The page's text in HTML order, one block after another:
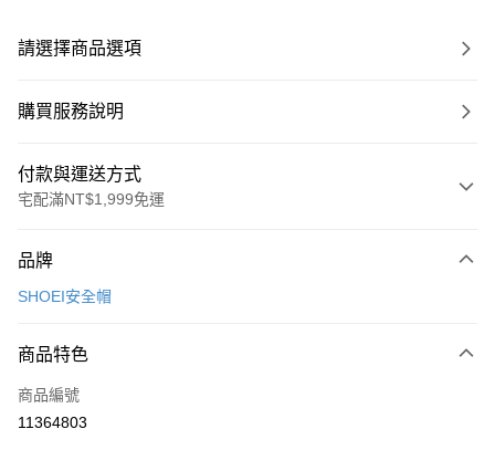
請選擇商品選項
購買服務說明
付款與運送方式
宅配滿NT$1,999免運
信用卡一次付款
3 期 0 利率 每期
合作金庫商業銀行
上海商業儲蓄銀行
LINE Pay
Apple Pay
品牌
SHOEI安全帽
商品特色
商品編號
11364803